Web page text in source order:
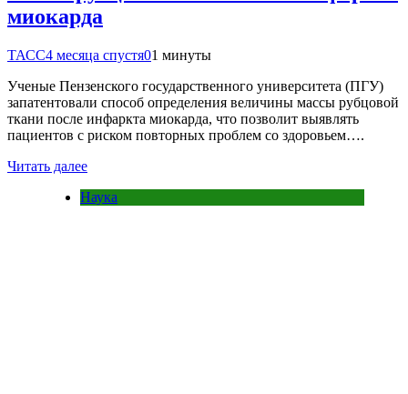
миокарда
ТАСС4 месяца спустя01 минуты
Ученые Пензенского государственного университета (ПГУ)
запатентовали способ определения величины массы рубцовой
ткани после инфаркта миокарда, что позволит выявлять
пациентов с риском повторных проблем со здоровьем….
Читать далее
Наука